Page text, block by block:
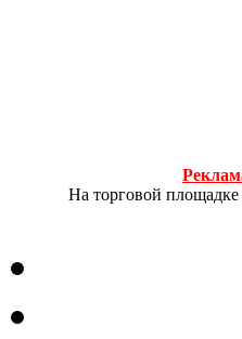
На торговой площадке